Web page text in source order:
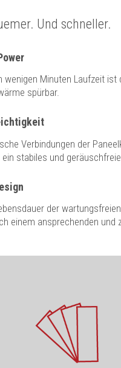
Und schneller.
wenigen Minuten Laufzeit ist
spürbar.
Verbindungen der
stabiles und
der
einem ansprechenden und